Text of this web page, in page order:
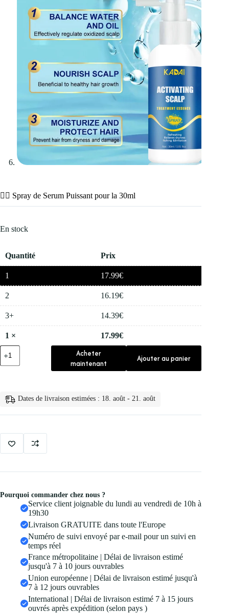
💇‍♀️ Spray de Serum Puissant pour la 30ml
En stock
Quantité Prix
1 17.99€
2 16.19€
3+ 14.39€
1 × 17.99€
quantité
de
💇‍♀️
Serum
Puissant
Acheter
maintenant
Ajouter au panier
Dates de livraison estimées : 18. août - 21. août
Pourquoi commander chez nous ?
Service client joignable du lundi au vendredi de 10h à
19h30
Livraison GRATUITE dans toute l'Europe
Numéro de suivi envoyé par e-mail pour un suivi en
temps réel
France métropolitaine | Délai de livraison estimé
jusqu'à 7 à 10 jours ouvrables
Union européenne | Délai de livraison estimé jusqu'à
7 à 12 jours ouvrables
International | Délai de livraison estimé 7 à 15 jours
ouvrés après expédition (selon pays )